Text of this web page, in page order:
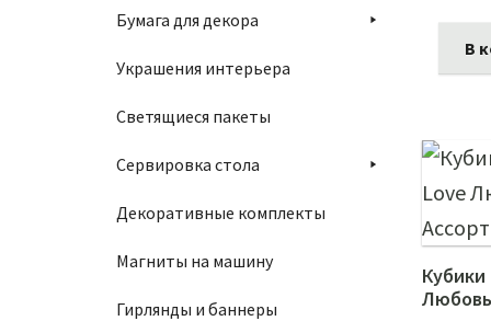
В
Бумага для декора
Украшения интерьера
Светящиеся пакеты
Сервировка стола
Декоративные комплекты
Магниты на машину
Гирлянды и баннеры